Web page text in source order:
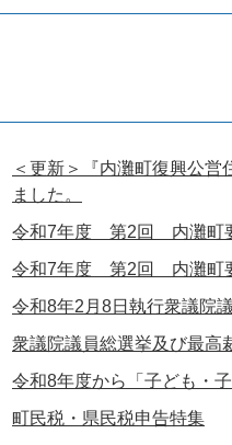
＜更新＞『内灘町復興公
ました。
令和7年度 第2回 内灘町
令和7年度 第2回 内灘町
令和8年2月8日執行衆議院
衆議院議員総選挙及び最高
令和8年度から「子ども・
町民税・県民税申告特集